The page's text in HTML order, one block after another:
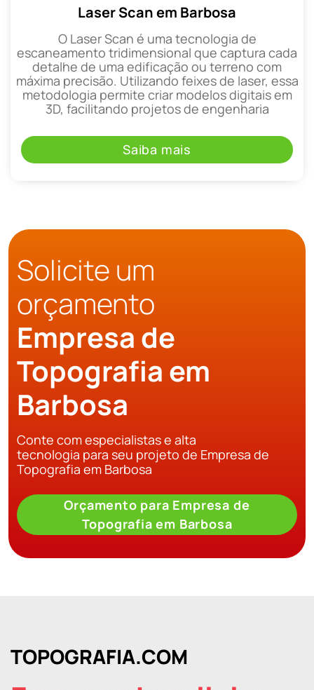
Laser Scan em Barbosa
O Laser Scan é uma tecnologia de
escaneamento tridimensional que captura cada
detalhe de uma edificação ou terreno com
máxima precisão. Utilizando feixes de laser, essa
metodologia permite criar modelos digitais em
3D, facilitando projetos de engenharia
Saiba mais
Solicite um
orçamento
Empresa de
Topografia em
Barbosa
Conte com especialistas e alta
tecnologia para seu projeto de Empresa de
Topografia em Barbosa
Orçamento para Empresa de
Topografia em Barbosa
TOPOGRAFIA.COM